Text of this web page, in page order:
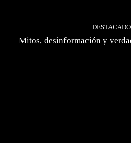
Mitos, desinformación y